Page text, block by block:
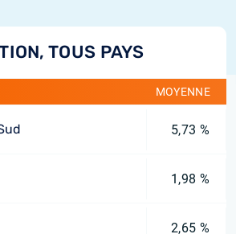
TOUS PAYS
MOYENNE
5,73 %
1,98 %
2,65 %